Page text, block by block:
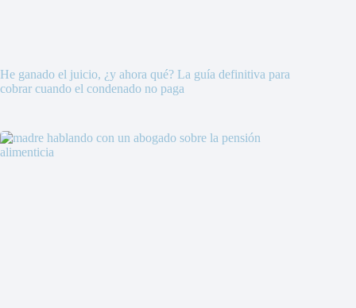
He ganado el juicio, ¿y ahora qué? La guía definitiva para
cobrar cuando el condenado no paga